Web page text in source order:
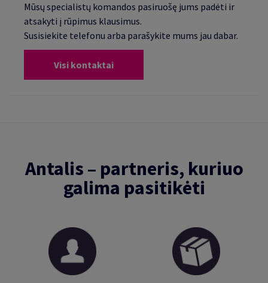
Mūsų specialistų komandos pasiruošę jums padėti ir
atsakyti į rūpimus klausimus.
Susisiekite telefonu arba parašykite mums jau dabar.
Visi kontaktai
Antalis – partneris, kuriuo
galima pasitikėti